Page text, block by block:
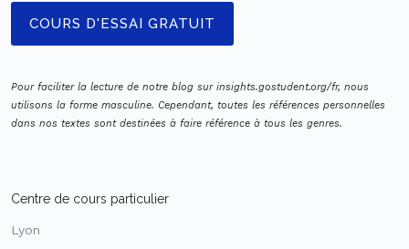
COURS D'ESSAI GRATUIT
Pour faciliter la lecture de notre blog sur insights.gostudent.org/fr, nous
utilisons la forme masculine. Cependant, toutes les références personnelles
dans nos textes sont destinées à faire référence à tous les genres.
Centre de cours particulier
Lyon